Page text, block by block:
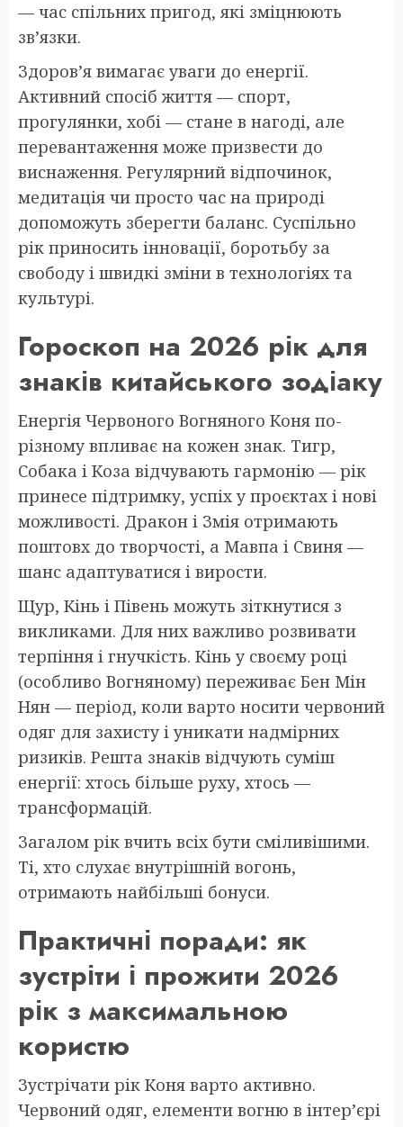
— час спільних пригод, які зміцнюють
зв’язки.
Здоров’я вимагає уваги до енергії.
Активний спосіб життя — спорт,
прогулянки, хобі — стане в нагоді, але
перевантаження може призвести до
виснаження. Регулярний відпочинок,
медитація чи просто час на природі
допоможуть зберегти баланс. Суспільно
рік приносить інновації, боротьбу за
свободу і швидкі зміни в технологіях та
культурі.
Гороскоп на 2026 рік для
знаків китайського зодіаку
Енергія Червоного Вогняного Коня по-
різному впливає на кожен знак. Тигр,
Собака і Коза відчувають гармонію — рік
принесе підтримку, успіх у проєктах і нові
можливості. Дракон і Змія отримають
поштовх до творчості, а Мавпа і Свиня —
шанс адаптуватися і вирости.
Щур, Кінь і Півень можуть зіткнутися з
викликами. Для них важливо розвивати
терпіння і гнучкість. Кінь у своєму році
(особливо Вогняному) переживає Бен Мін
Нян — період, коли варто носити червоний
одяг для захисту і уникати надмірних
ризиків. Решта знаків відчують суміш
енергії: хтось більше руху, хтось —
трансформацій.
Загалом рік вчить всіх бути сміливішими.
Ті, хто слухає внутрішній вогонь,
отримають найбільші бонуси.
Практичні поради: як
зустріти і прожити 2026
рік з максимальною
користю
Зустрічати рік Коня варто активно.
Червоний одяг, елементи вогню в інтер’єрі